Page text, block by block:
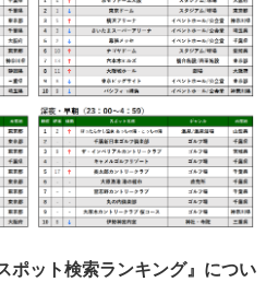
ット検索ランキング』につい